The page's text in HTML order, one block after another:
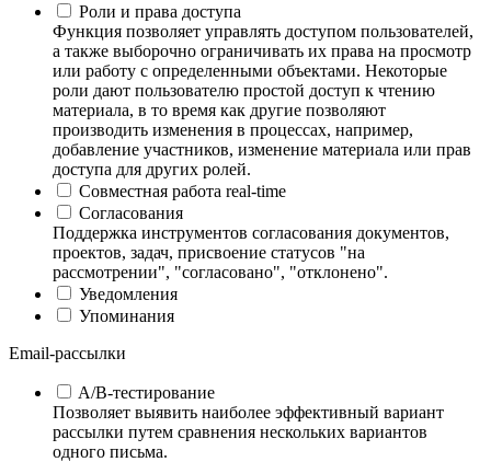
Роли и права доступа
Функция позволяет управлять доступом пользователей,
а также выборочно ограничивать их права на просмотр
или работу с определенными объектами. Некоторые
роли дают пользователю простой доступ к чтению
материала, в то время как другие позволяют
производить изменения в процессах, например,
добавление участников, изменение материала или прав
доступа для других ролей.
Совместная работа real-time
Согласования
Поддержка инструментов согласования документов,
проектов, задач, присвоение статусов "на
рассмотрении", "согласовано", "отклонено".
Уведомления
Упоминания
Email-рассылки
A/B-тестирование
Позволяет выявить наиболее эффективный вариант
рассылки путем сравнения нескольких вариантов
одного письма.